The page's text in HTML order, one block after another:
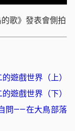
歌》發表會側拍
遊戲世界（上）
遊戲世界（下）
問——在大鳥部落